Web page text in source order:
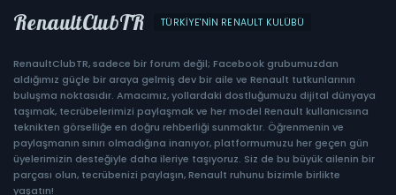
RenaultClubTR TÜRKIYE'NIN RENAULT KULÜBÜ
RenaultClubTR, sadece bir forum değil; Facebook grubumuzdan
aldığımız güçle bir araya gelmiş dev bir aile ve Renault tutkunlarının
buluşma noktasıdır. Amacımız, yollardaki dostluğumuzu dijital dünyaya
taşımak, tecrübelerimizi paylaşmak ve her model Renault kullanıcısına
teknikten görselliğe en doğru rehberliği sunmaktır. Öğrenmenin ve
paylaşmanın sınırı olmadığına inanıyor, platformumuzu her geçen gün
üyelerimizin desteğiyle daha ileriye taşıyoruz. Siz de bu büyük ailenin bir
parçası olun, tecrübenizi paylaşın, Renault ruhunu bizimle birlikte
yaşatın!